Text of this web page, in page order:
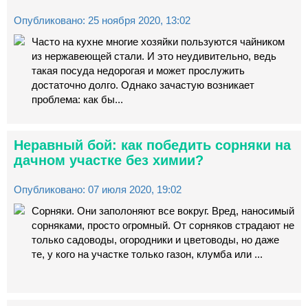
Опубликовано: 25 ноября 2020, 13:02
Часто на кухне многие хозяйки пользуются чайником
из нержавеющей стали. И это неудивительно, ведь
такая посуда недорогая и может прослужить
достаточно долго. Однако зачастую возникает
проблема: как бы...
Неравный бой: как победить сорняки на
дачном участке без химии?
Опубликовано: 07 июля 2020, 19:02
Сорняки. Они заполоняют все вокруг. Вред, наносимый
сорняками, просто огромный. От сорняков страдают не
только садоводы, огородники и цветоводы, но даже
те, у кого на участке только газон, клумба или ...